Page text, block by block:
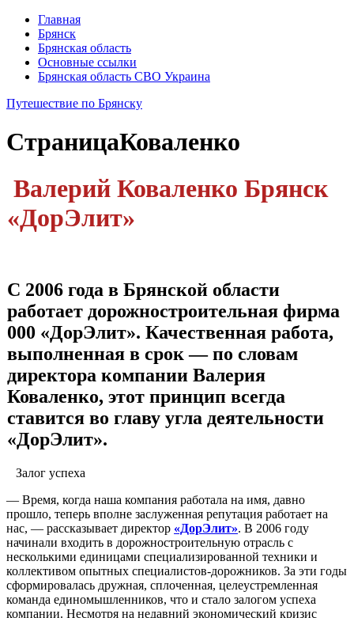
Главная
Брянск
Брянская область
Основные ссылки
Брянская область СВО Украина
Путешествие по Брянску
СтраницаКоваленко
Валерий Коваленко Брянск
«ДорЭлит»
С 2006 года в Брянской области
работает дорожно­строительная фирма
000 «ДорЭлит». Качественная работа,
выполненная в срок — по словам
директора компании Валерия
Коваленко, этот принцип всегда
ставится во главу угла деятельности
«ДорЭлит».
Залог успеха
— Время, когда наша компания работала на имя, давно
прошло, теперь вполне заслуженная репутация работает на
нас, — рассказы­вает директор «ДорЭлит». В 2006 году
начинали входить в дорожно­строительную отрасль с
несколькими единицами специализированной техники и
коллективом опытных специалистов-дорожников. За эти годы
сформировалась дружная, сплоченная, целеустремленная
коман­да единомышленников, что и стало залогом успеха
компании. Несмотря на недавний экономический кризис